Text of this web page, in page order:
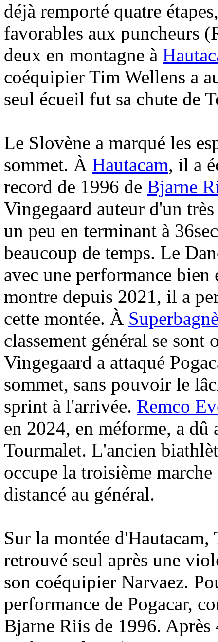
déjà remporté quatre
favorables aux puncheurs
deux en montagne à
coéquipier Tim Wellens a
seul écueil fut sa chute de
Le Slovène a marqué les
sommet. À Hautacam, il a
record de 1996 de Bjarne
Vingegaard auteur d'un
un peu en terminant à
beaucoup de temps. Le
avec une performance bien
montre depuis 2021, il a
cette montée. À
classement général se sont
Vingegaard a attaqué
sommet, sans pouvoir le
sprint à l'arrivée. Remco
en 2024, en méforme, a dû
Tourmalet. L'ancien
occupe la troisième
distancé au général.
Sur la montée d'Hautacam,
retrouvé seul après une
son coéquipier Narvaez.
performance de Pogacar,
Bjarne Riis de 1996.